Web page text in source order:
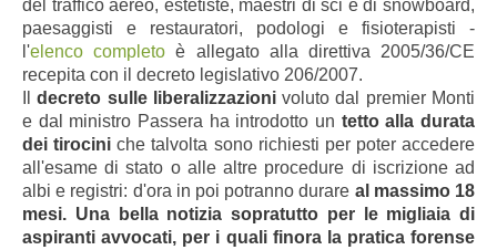
del traffico aereo, estetiste, maestri di sci e di snowboard,
paesaggisti e restauratori, podologi e fisioterapisti -
l'elenco completo è allegato alla direttiva 2005/36/CE
recepita con il decreto legislativo 206/2007.
Ildecreto sulle liberalizzazionivoluto dal premier Monti
e dal ministro Passera ha introdotto un tetto alla durata
dei tirociniche talvolta sono richiesti per poter accedere
all'esame di stato o alle altre procedure di iscrizione ad
albi e registri: d'ora in poi potranno durare al massimo 18
mesi. Una bella notizia sopratutto per le migliaia di
aspiranti avvocati, per i quali finora la pratica forense